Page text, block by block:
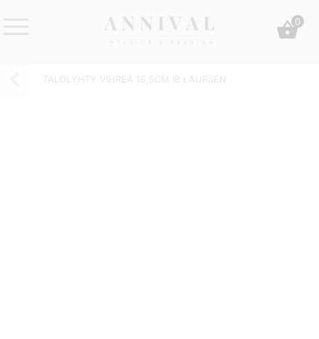
&
0
TALOLYHTY VIHREÄ 16,5CM IB LAURSEN